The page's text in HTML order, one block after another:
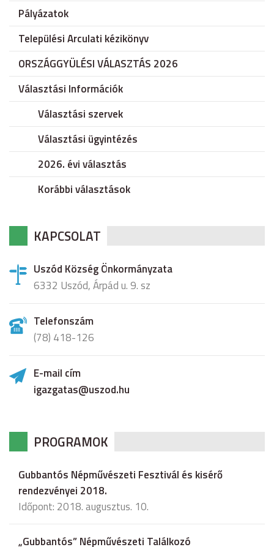
Pályázatok
Települési Arculati kézikönyv
ORSZÁGGYÜLÉSI VÁLASZTÁS 2026
Választási Információk
Választási szervek
Választási ügyintézés
2026. évi választás
Korábbi választások
KAPCSOLAT
Uszód Község Önkormányzata
6332 Uszód, Árpád u. 9. sz
Telefonszám
(78) 418-126
E-mail cím
igazgatas@uszod.hu
PROGRAMOK
Gubbantós Népművészeti Fesztivál és kisérő
rendezvényei 2018.
Időpont: 2018. augusztus. 10.
„Gubbantós” Népművészeti Találkozó